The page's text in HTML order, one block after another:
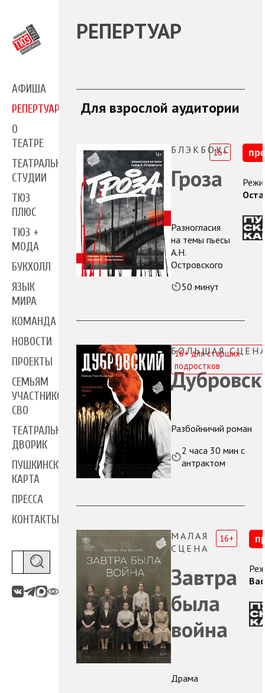
АФИША
РЕПЕРТУАР
О
ТЕАТРЕ
ТЕАТРАЛЬНЫЕ
СТУДИИ
ТЮЗ
ПЛЮС
ТЮЗ +
МОДА
БУКХОЛЛ
ЯЗЫК
МИРА
КОМАНДА
НОВОСТИ
ПРОЕКТЫ
СЕМЬЯМ
УЧАСТНИКОВ
СВО
ТЕАТРАЛЬНЫЙ
ДВОРИК
ПУШКИНСКАЯ
КАРТА
ПРЕССА
КОНТАКТЫ
РЕПЕРТУАР
Для взрослой аудитории
БЛЭКБОКС
Гроза
Разногласия
на темы пьесы
А.Н.
Островского
16+
50 минут
БОЛЬШАЯ
Разбойничий роман
16+ для старших
подростков
2 часа 30 мин с
антрактом
МАЛАЯ
СЦЕНА
Завтра
была
война
Драма
16+